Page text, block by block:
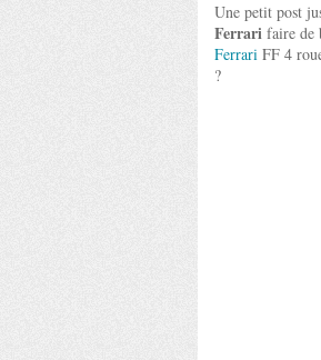
Une petit post
Ferrari faire de
Ferrari FF 4
?